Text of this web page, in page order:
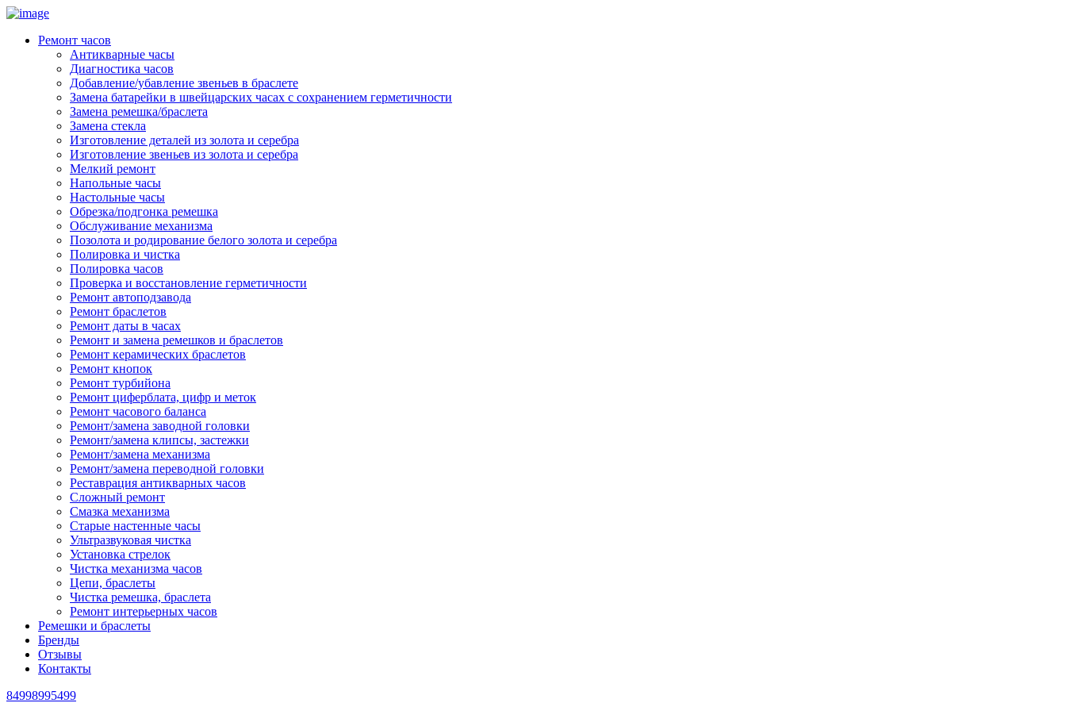
Ремонт часов
Антикварные часы
Диагностика часов
Добавление/убавление звеньев в браслете
Замена батарейки в швейцарских часах с сохранением герметичности
Замена ремешка/браслета
Замена стекла
Изготовление деталей из золота и серебра
Изготовление звеньев из золота и серебра
Мелкий ремонт
Напольные часы
Настольные часы
Обрезка/подгонка ремешка
Обслуживание механизма
Позолота и родирование белого золота и серебра
Полировка и чистка
Полировка часов
Проверка и восстановление герметичности
Ремонт автоподзавода
Ремонт браслетов
Ремонт даты в часах
Ремонт и замена ремешков и браслетов
Ремонт керамических браслетов
Ремонт кнопок
Ремонт турбийона
Ремонт циферблата, цифр и меток
Ремонт часового баланса
Ремонт/замена заводной головки
Ремонт/замена клипсы, застежки
Ремонт/замена механизма
Ремонт/замена переводной головки
Реставрация антикварных часов
Сложный ремонт
Смазка механизма
Старые настенные часы
Ультразвуковая чистка
Установка стрелок
Чистка механизма часов
Цепи, браслеты
Чистка ремешка, браслета
Ремонт интерьерных часов
Ремешки и браслеты
Бренды
Отзывы
Контакты
84998995499